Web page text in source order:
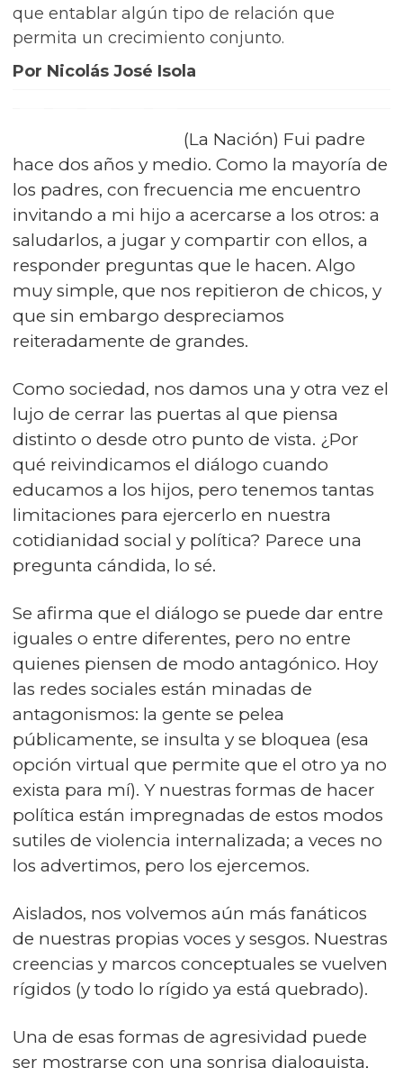
que entablar algún tipo de relación que
permita un crecimiento conjunto.
Por Nicolás José Isola
(La Nación) Fui padre
hace dos años y medio. Como la mayoría de
los padres, con frecuencia me encuentro
invitando a mi hijo a acercarse a los otros: a
saludarlos, a jugar y compartir con ellos, a
responder preguntas que le hacen. Algo
muy simple, que nos repitieron de chicos, y
que sin embargo despreciamos
reiteradamente de grandes.
Como sociedad, nos damos una y otra vez el
lujo de cerrar las puertas al que piensa
distinto o desde otro punto de vista. ¿Por
qué reivindicamos el diálogo cuando
educamos a los hijos, pero tenemos tantas
limitaciones para ejercerlo en nuestra
cotidianidad social y política? Parece una
pregunta cándida, lo sé.
Se afirma que el diálogo se puede dar entre
iguales o entre diferentes, pero no entre
quienes piensen de modo antagónico. Hoy
las redes sociales están minadas de
antagonismos: la gente se pelea
públicamente, se insulta y se bloquea (esa
opción virtual que permite que el otro ya no
exista para mí). Y nuestras formas de hacer
política están impregnadas de estos modos
sutiles de violencia internalizada; a veces no
los advertimos, pero los ejercemos.
Aislados, nos volvemos aún más fanáticos
de nuestras propias voces y sesgos. Nuestras
creencias y marcos conceptuales se vuelven
rígidos (y todo lo rígido ya está quebrado).
Una de esas formas de agresividad puede
ser mostrarse con una sonrisa dialoguista,